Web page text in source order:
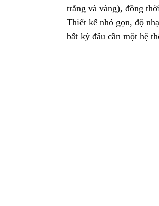
trắng và vàng), đồng
Thiết kế nhỏ gọn, độ
bất kỳ đâu cần một hệ